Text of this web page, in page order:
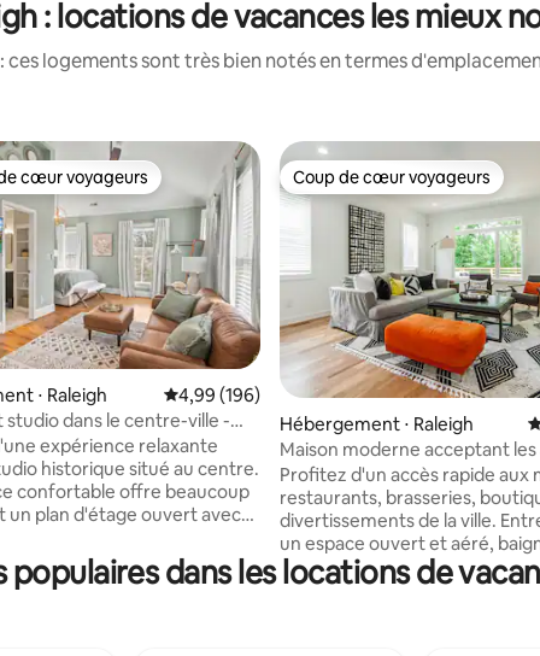
: locations de vacances les mieux
ces logements sont très bien notés en termes
base de 225 commentaires : 4,97 sur 5
cœur voyageurs les plus appréciés
cœur voyageurs
⋅ Raleigh Évaluation moyenne sur la base de 196
4,99 (196)
studio dans le centre-ville -
accessible à pied
expérience relaxante
historique situé au centre.
confortable offre beaucoup
un plan d'étage ouvert avec
de nouvelles armoires de
comptoirs en quartz, des
Coup de cœur voyageurs
Coup de cœur voyageurs
Hébergement ⋅ Raleigh
Maison moderne acceptant les
à quelques minutes du centre-
Profitez d'un accès rapide aux
restaurants, brasseries,
divertissements de la ville. Entrez dans
un espace ouvert et aéré,
lumière naturelle. La cuisine
équipée fait de la cuisine un
dans les locations de